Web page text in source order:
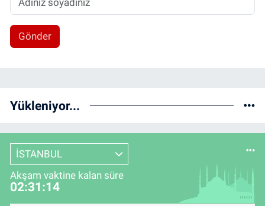
Gönder
Yükleniyor...
İSTANBUL
Akşam vaktine kalan süre
02:31:14